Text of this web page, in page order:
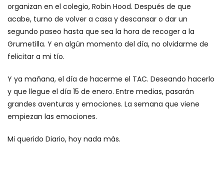
organizan en el colegio, Robin Hood. Después de que
acabe, turno de volver a casa y descansar o dar un
segundo paseo hasta que sea la hora de recoger a la
Grumetilla. Y en algún momento del día, no olvidarme de
felicitar a mi tío.
Y ya mañana, el día de hacerme el TAC. Deseando hacerlo
y que llegue el día 15 de enero. Entre medias, pasarán
grandes aventuras y emociones. La semana que viene
empiezan las emociones.
Mi querido Diario, hoy nada más.